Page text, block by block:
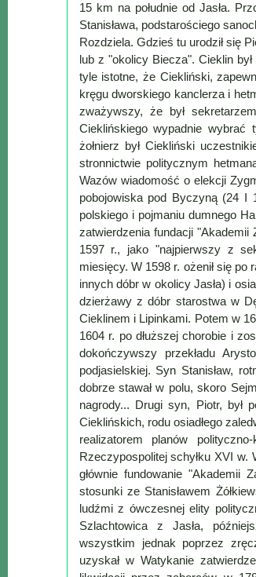
15 km na południe od Jasła.
Stanisława, podstarościego
Rozdziela. Gdzieś tu urodził się
lub z "okolicy Biecza". Cieklin
tyle istotne, że Ciekliński,
kręgu dworskiego kanclerza i
zważywszy, że był
Cieklińskiego wypadnie
żołnierz był Ciekliński
stronnictwie politycznym
Wazów wiadomość o elekcji
pobojowiska pod Byczyną (24 I
polskiego i pojmaniu dumnego
zatwierdzenia fundacji
1597 r., jako "najpierwszy z
miesięcy. W 1598 r. ożenił się
innych dóbr w okolicy Jasła) i
dzierżawy z dóbr starostwa w
Cieklinem i Lipinkami. Potem w
1604 r. po dłuższej chorobie i
dokończywszy przekładu
podjasielskiej. Syn Stanisław,
dobrze stawał w polu, skoro
nagrody... Drugi syn, Piotr, był
Cieklińskich, rodu osiadłego
realizatorem planów
Rzeczypospolitej schyłku XVI w.
głównie fundowanie "Akademii
stosunki ze Stanisławem
ludźmi z ówczesnej elity
Szlachtowica z Jasła,
wszystkim jednak poprzez
uzyskał w Watykanie